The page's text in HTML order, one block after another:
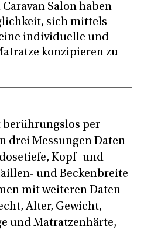
Salon haben
sich mittels
individuelle und
konzipieren zu
berührungslos per
drei Messungen Daten
Kopf- und
und Beckenbreite
mit weiteren Daten
Alter, Gewicht,
und Matratzenhärte,